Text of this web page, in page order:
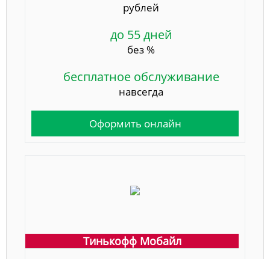
рублей
до 55 дней
без %
бесплатное обслуживание
навсегда
Оформить онлайн
Тинькофф Мобайл